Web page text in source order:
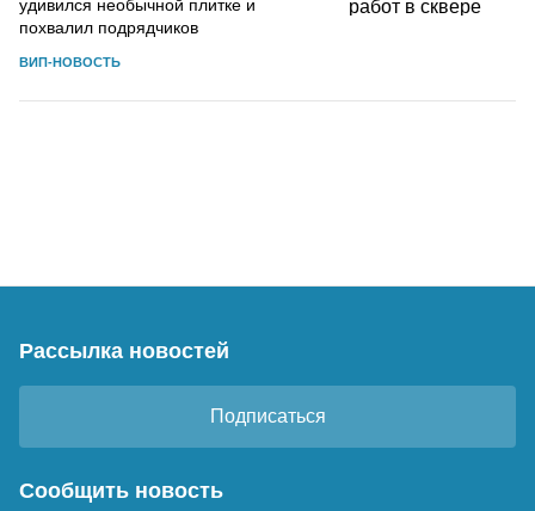
удивился необычной плитке и
похвалил подрядчиков
ВИП-НОВОСТЬ
Рассылка новостей
Подписаться
Сообщить новость